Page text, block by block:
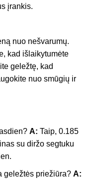
įrankis.
nuo nešvarumų.
kad išlaikytumėte
geležtę, kad
nuo smūgių ir
A: Taip, 0.185
su diržo segtuku
geležtės priežiūra? A: